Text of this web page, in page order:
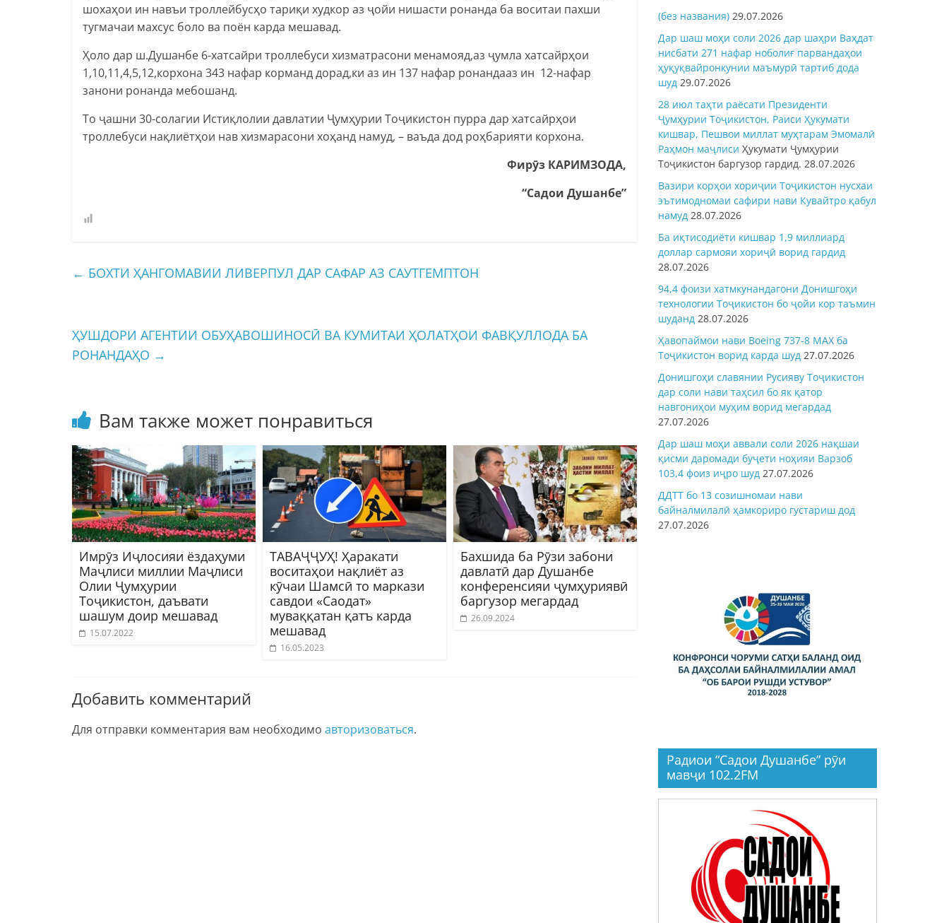
шохаҳои ин навъи троллейбусҳо тариқи худкор аз ҷойи нишасти ронанда ба воситаи пахши
тугмачаи махсус боло ва поён карда мешавад.
Ҳоло дар ш.Душанбе 6-хатсайри троллебуси хизматрасони менамояд,аз ҷумла хатсайрҳои
1,10,11,4,5,12,корхона 343 нафар корманд дорад,ки аз ин 137 нафар ронандааз ин 12-нафар
занони ронанда мебошанд.
То ҷашни 30-солагии Истиқлолии давлатии Ҷумҳурии Тоҷикистон пурра дар хатсайрҳои
троллебуси нақлиётҳои нав хизмарасони хоҳанд намуд, – ваъда дод роҳбарияти корхона.
Фирӯз КАРИМЗОДА,
“Садои Душанбе”
← БОХТИ ҲАНГОМАВИИ ЛИВЕРПУЛ ДАР САФАР АЗ САУТГЕМПТОН
ҲУШДОРИ АГЕНТИИ ОБУҲАВОШИНОСӢ ВА КУМИТАИ ҲОЛАТҲОИ ФАВҚУЛЛОДА БА
РОНАНДАҲО →
Вам также может понравиться
Имрӯз Иҷлосияи ёздаҳуми
Маҷлиси миллии Маҷлиси
Олии Ҷумҳурии
Тоҷикистон, даъвати
шашум доир мешавад
15.07.2022
ТАВАҶҶУҲ! Ҳаракати
воситаҳои нақлиёт аз
кӯчаи Шамсӣ то маркази
савдои «Саодат»
муваққатан қатъ карда
мешавад
16.05.2023
Бахшида ба Рӯзи забони
давлатӣ дар Душанбе
конференсияи ҷумҳуриявӣ
баргузор мегардад
26.09.2024
Добавить комментарий
Для отправки комментария вам необходимо авторизоваться.
(без названия) 29.07.2026
Дар шаш моҳи соли 2026 дар шаҳри Ваҳдат
нисбати 271 нафар ноболиғ парвандаҳои
ҳуқуқвайронкунии маъмурӣ тартиб дода
шуд 29.07.2026
28 июл таҳти раёсати Президенти
Ҷумҳурии Тоҷикистон, Раиси Ҳукумати
кишвар, Пешвои миллат муҳтарам Эмомалӣ
Раҳмон маҷлиси Ҳукумати Ҷумҳурии
Тоҷикистон баргузор гардид. 28.07.2026
Вазири корҳои хориҷии Тоҷикистон нусхаи
эътимодномаи сафири нави Кувайтро қабул
намуд 28.07.2026
Ба иқтисодиёти кишвар 1,9 миллиард
доллар сармояи хориҷӣ ворид гардид
28.07.2026
94,4 фоизи хатмкунандагони Донишгоҳи
технологии Тоҷикистон бо ҷойи кор таъмин
шуданд 28.07.2026
Ҳавопаймои нави Boeing 737-8 MAX ба
Тоҷикистон ворид карда шуд 27.07.2026
Донишгоҳи славянии Русияву Тоҷикистон
дар соли нави таҳсил бо як қатор
навгониҳои муҳим ворид мегардад
27.07.2026
Дар шаш моҳи аввали соли 2026 нақшаи
қисми даромади буҷети ноҳияи Варзоб
103,4 фоиз иҷро шуд 27.07.2026
ДДТТ бо 13 созишномаи нави
байналмилалӣ ҳамкориро густариш дод
27.07.2026
Радиои “Садои Душанбе” рӯи
мавҷи 102.2FM